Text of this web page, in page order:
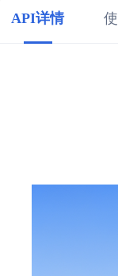
API详情